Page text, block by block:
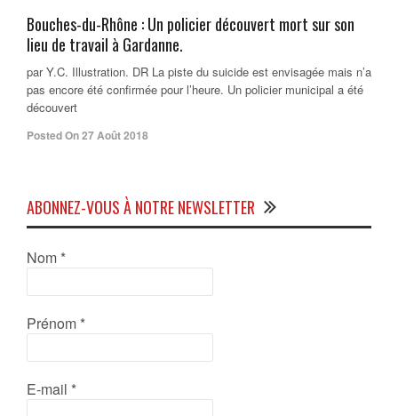
Bouches-du-Rhône : Un policier découvert mort sur son
lieu de travail à Gardanne.
par Y.C. Illustration. DR La piste du suicide est envisagée mais n’a
pas encore été confirmée pour l’heure. Un policier municipal a été
découvert
Posted On 27 Août 2018
ABONNEZ-VOUS À NOTRE NEWSLETTER
Nom *
Prénom *
E-mail *